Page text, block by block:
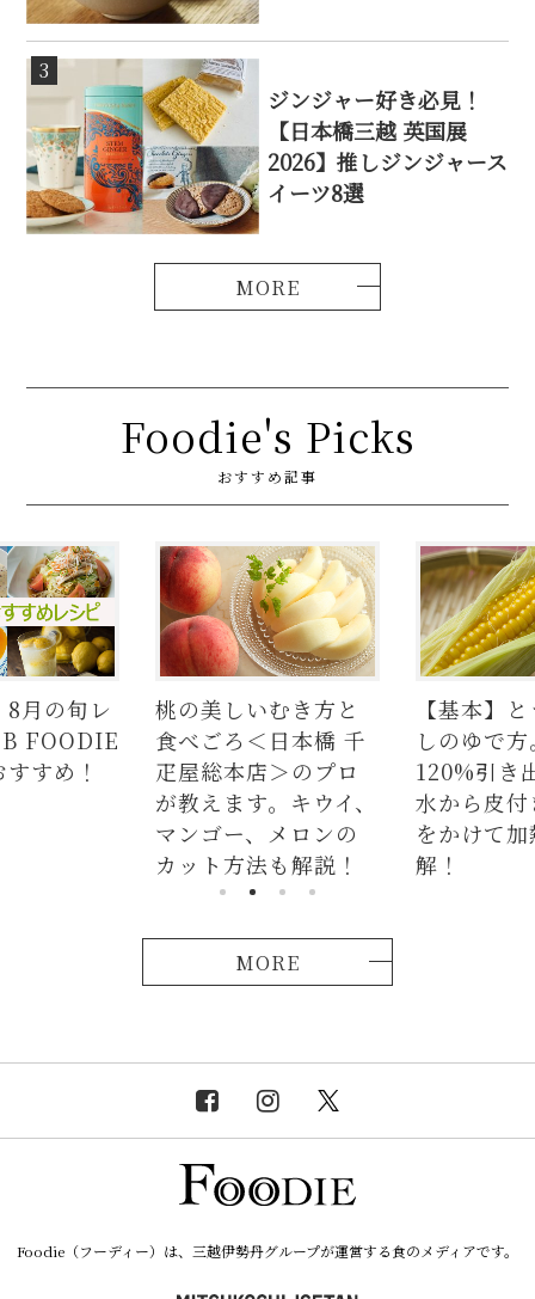
3
ジンジャー好き必見！
【日本橋三越 英国展
2026】推しジンジャース
イーツ8選
Foodie's Picks
おすすめ記事
桃の美しいむき方と
食べごろ＜日本橋 千
疋屋総本店＞のプロ
が教えます。キウイ、
マンゴー、メロンの
カット方法も解説！
【基本】とうもろこ
しのゆで方。甘さを
120%引き出すには
水から皮付き＆時間
をかけて加熱が正
解！
MORE
Foodie（フーディー）は、三越伊勢丹グループが運営する食のメディアです。